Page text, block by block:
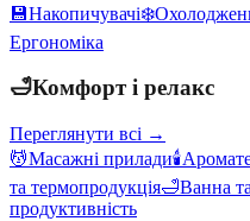
💾Накопичувачі❄️
Ергономіка
🛁Комфорт і релакс
Переглянути всі →
💆Масажні прилади🕯️
та термопродукція🛁Ванна
продуктивність